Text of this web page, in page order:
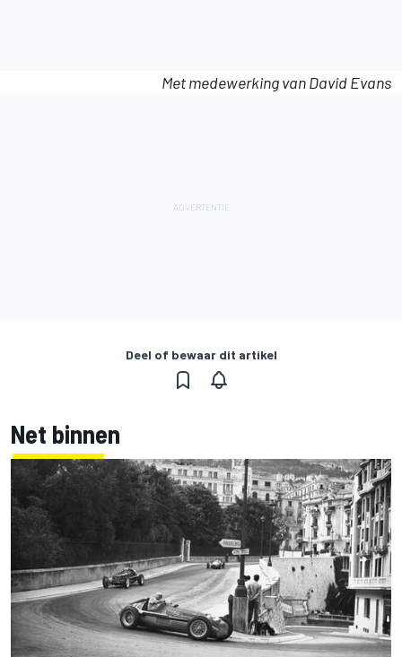
Met medewerking van David Evans
Deel of bewaar dit artikel
Net binnen